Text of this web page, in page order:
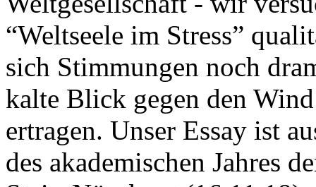
“Weltseele im Stress”
sich Stimmungen noch
kalte Blick gegen den
ertragen. Unser Essay ist
des akademischen Jahres